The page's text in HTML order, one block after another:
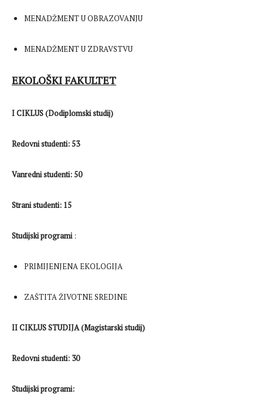
MENADŽMENT U OBRAZOVANJU
MENADŽMENT U ZDRAVSTVU
EKOLOŠKI FAKULTET
I CIKLUS (Dodiplomski studij)
Redovni studenti: 53
Vanredni studenti: 50
Strani studenti: 15
Studijski programi:
PRIMIJENJENA EKOLOGIJA
ZAŠTITA ŽIVOTNE SREDINE
II CIKLUS STUDIJA (Magistarski studij)
Redovni studenti: 30
Studijski programi: